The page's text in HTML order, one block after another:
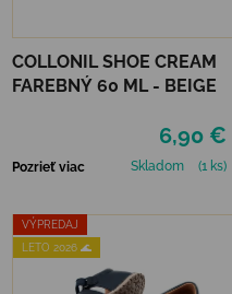
COLLONIL SHOE CREAM
FAREBNÝ 60 ML - BEIGE
6,90 €
Pozrieť viac Skladom (1 ks)
VÝPREDAJ
LETO 2026 🌊